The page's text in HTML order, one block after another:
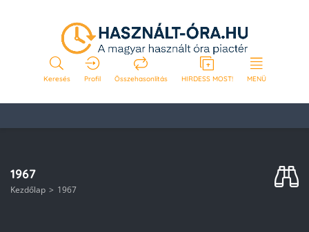
Keresés Profil Összehasonlítás HIRDESS MOST! MENÜ
1967
Kezdőlap 1967